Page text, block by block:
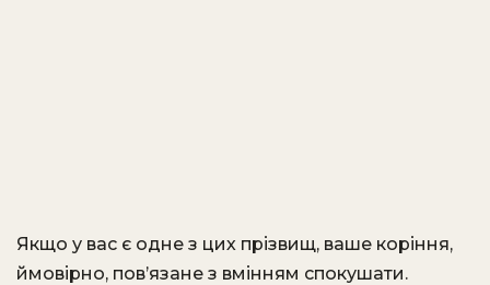
Якщо у вас є одне з цих прізвищ, ваше коріння,
ймовірно, пов’язане з вмінням спокушати.